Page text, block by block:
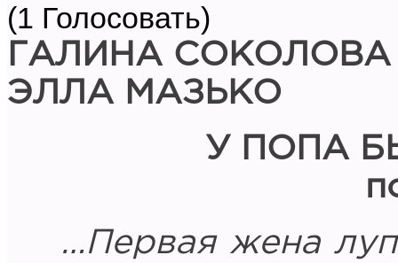
(1 Голосовать)
ГАЛИНА СОКОЛОВА
ЭЛЛА МАЗЬКО
У ПОПА
…Первая жена